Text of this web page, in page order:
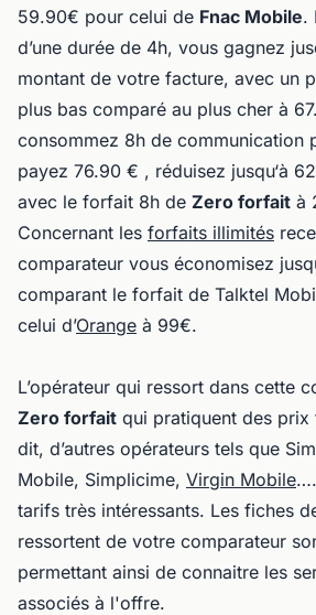
59.90€ pour celui de Fnac Mobile.
d’une durée de 4h, vous gagnez
montant de votre facture, avec un
plus bas comparé au plus cher à
consommez 8h de communication
payez 76.90 € , réduisez jusqu‘à
avec le forfait 8h de Zero forfait à
Concernant les forfaits illimités
comparateur vous économisez
comparant le forfait de Talktel
celui d’Orange à 99€.
L’opérateur qui ressort dans cette
Zero forfait qui pratiquent des
dit, d’autres opérateurs tels que
Mobile, Simplicime, Virgin Mobile
tarifs très intéressants. Les fiches
ressortent de votre comparateur
permettant ainsi de connaitre les
associés à l'offre.